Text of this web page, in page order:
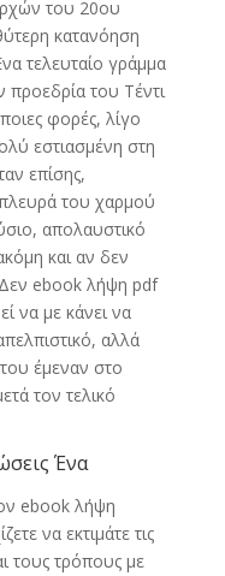
του 20ου
κατανόηση
τελευταίο γράμμα
του Τέντι
φορές, λίγο
εστιασμένη στη
επίσης,
του χαρμού
απολαυστικό
και αν δεν
Δεν ebook λήψη pdf
να με κάνει να
αλλά
έμεναν στο
τον τελικό
Ένα
ebook λήψη
να εκτιμάτε τις
τους τρόπους με